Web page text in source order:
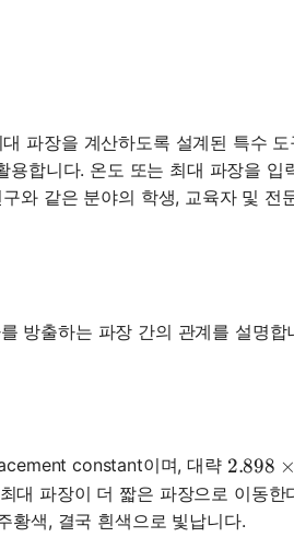
파장을 계산하도록 설계된 특수 도
합니다. 온도 또는 최대 파장을 입
와 같은 분야의 학생, 교육자 및 전
방출하는 파장 간의 관계를 설명합
= \frac{b}{T}
constant이며, 대략 2.898
2.898 ×
대 파장이 더 짧은 파장으로 이동한
황색, 결국 흰색으로 빛납니다.